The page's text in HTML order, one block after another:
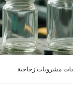
مشروبات زجاجية